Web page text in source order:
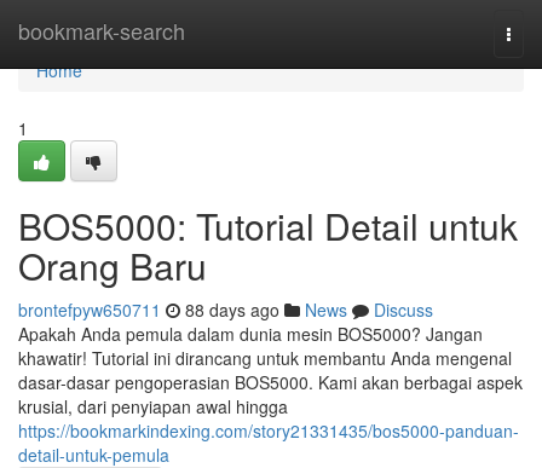
bookmark-search
Home
Home
1
BOS5000: Tutorial Detail untuk
Orang Baru
brontefpyw650711 88 days ago News
Discuss
Apakah Anda pemula dalam dunia mesin BOS5000? Jangan
khawatir! Tutorial ini dirancang untuk membantu Anda mengenal
dasar-dasar pengoperasian BOS5000. Kami akan berbagai aspek
krusial, dari penyiapan awal hingga
https://bookmarkindexing.com/story21331435/bos5000-panduan-
detail-untuk-pemula